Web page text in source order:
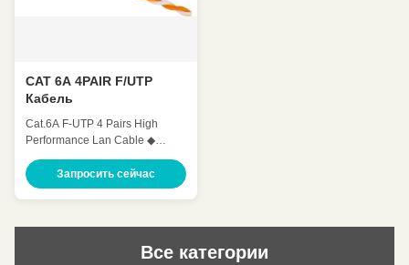
CAT 6A 4PAIR F/UTP
Кабель
Cat.6A F-UTP 4 Pairs High
Performance Lan Cable ◆
Standards UL Subject
444,ANSI/TIA 568.2.D , ISO /
IEC 11801, IEC 61156-5 ,YD/T
BASE-TX 155 Mbps ATM 622
Запросить сейчас
Все категории